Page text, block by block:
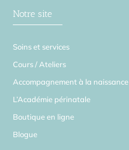
Notre site
Soins et services
Cours / Ateliers
Accompagnement à la naissance
L’Académie périnatale
Boutique en ligne
Blogue